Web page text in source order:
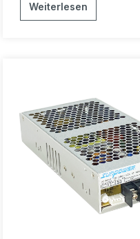
Weiterlesen